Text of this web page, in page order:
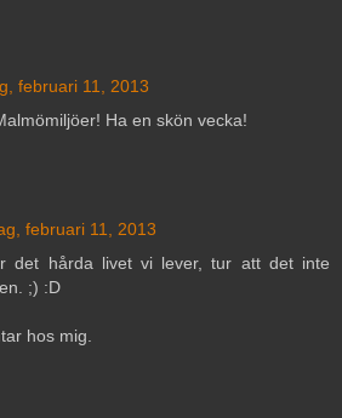
februari 11, 2013
Ha en skön vecka!
februari 11, 2013
det hårda livet vi lever, tur att det inte
;) :D
hos mig.